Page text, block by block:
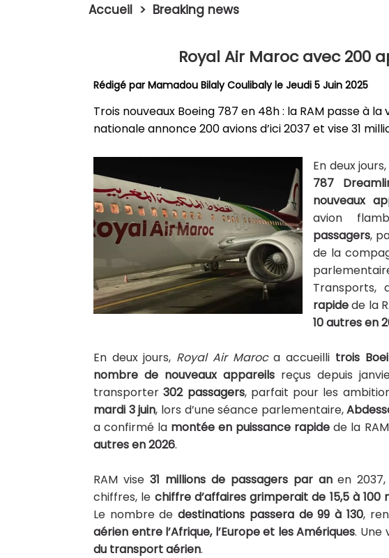
Accueil > Breaking news
Royal Air Maroc avec 200
Rédigé parMamadou Bilaly Coulibalyle Jeudi 5 Juin 2025
Trois nouveaux Boeing 787 en 48h : la RAM passe à
nationale annonce 200 avions d’ici 2037 et vise 31
En deux jours,
787
nouveaux
avion
passagers,
de la
Transports,
rapidede la
10 autres en
En deux jours, Royal Air Maroca accueilli trois
nombre de nouveaux appareils reçus depuis
transporter302 passagers, parfait pour les
mardi 3 juin, lors d’une séance parlementaire,
a confirmé la montée en puissance rapide de la
autres en 2026.
RAM vise 31 millions de passagers par anen
chiffres, le chiffre d’affaires grimperait de 15,5 à 100
Le nombre dedestinations passera de 99 à 130,
aérien entre l’Afrique, l’Europe et les Amériques. Une
du transport aérien.